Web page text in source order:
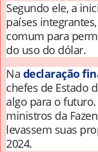
Segundo ele, a
países
comum para
do uso do dólar.
Na declaração
chefes de Estado
algo para o
ministros da
levassem suas
2024.